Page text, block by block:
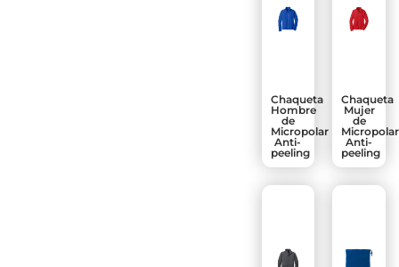
Chaqueta
Hombre
de
Micropolar
Anti-
peeling
Chaqueta
Mujer
de
Micropolar
Anti-
peeling